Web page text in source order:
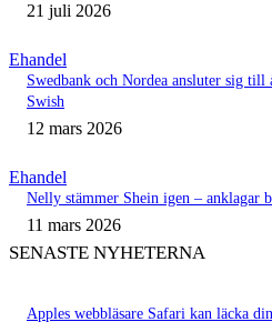
21 juli 2026
Ehandel
Swedbank och Nordea ansluter sig till
Swish
12 mars 2026
Ehandel
Nelly stämmer Shein igen – anklagar
11 mars 2026
SENASTE NYHETERNA
Apples webbläsare Safari kan läcka